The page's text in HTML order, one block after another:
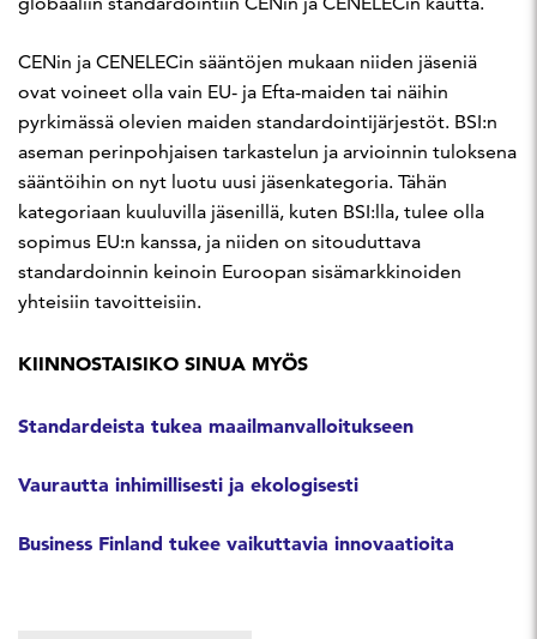
CENin ja CENELECin sääntöjen mukaan niiden jäseniä
ovat voineet olla vain EU- ja Efta-maiden tai näihin
pyrkimässä olevien maiden standardointijärjestöt. BSI:n
aseman perinpohjaisen tarkastelun ja arvioinnin tuloksena
sääntöihin on nyt luotu uusi jäsenkategoria. Tähän
kategoriaan kuuluvilla jäsenillä, kuten BSI:lla, tulee olla
sopimus EU:n kanssa, ja niiden on sitouduttava
standardoinnin keinoin Euroopan sisämarkkinoiden
yhteisiin tavoitteisiin.
KIINNOSTAISIKO SINUA MYÖS
Standardeista tukea maailmanvalloitukseen
Vaurautta inhimillisesti ja ekologisesti
Business Finland tukee vaikuttavia innovaatioita